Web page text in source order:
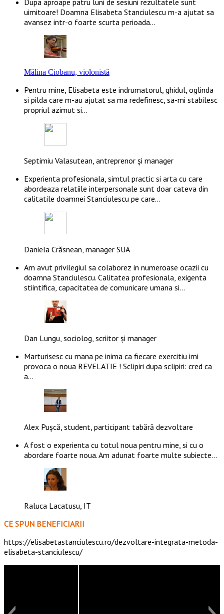
Dupa aproape patru luni de sesiuni rezultatele sunt
uimitoare! Doamna Elisabeta Stanciulescu m-a ajutat sa
avansez intr-o foarte scurta perioada…
Mălina Ciobanu, violonistă
Pentru mine, Elisabeta este indrumatorul, ghidul, oglinda
si pilda care m-au ajutat sa ma redefinesc, sa-mi stabilesc
propriul azimut si…
Septimiu Valasutean, antreprenor și manager
Experienta profesionala, simtul practic si arta cu care
abordeaza relatiile interpersonale sunt doar cateva din
calitatile doamnei Stanciulescu pe care…
Daniela Crăsnean, manager SUA
Am avut privilegiul sa colaborez in numeroase ocazii cu
doamna Stanciulescu. Calitatea profesionala, exigenta
stiintifica, capacitatea de comunicare umana si…
Dan Lungu, sociolog, scriitor și manager
Marturisesc cu mana pe inima ca fiecare exercitiu imi
provoca o noua REVELATIE ! Sclipiri dupa sclipiri: cred ca
a…
Alex Pușcă, student, participant tabără dezvoltare
A fost o experienta cu totul noua pentru mine, si cu o
abordare foarte noua. Am adunat foarte multe subiecte…
Raluca Lacatusu, IT
CE SPUN BENEFICIARII
https://elisabetastanciulescu.ro/dezvoltare-integrata-metoda-
elisabeta-stanciulescu/